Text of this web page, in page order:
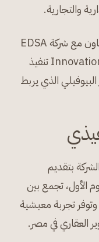
والتجارية.
تم تطوير المخطط الرئيسي للمشروع بالتعاون مع شركة EDSA
الأمريكية، فيما تولت Innovation Design Studio تنفيذ
الذي يربط
بتقديم
الأول، تجمع بين
وتوفر تجربة معيشية
العقاري في مصر.